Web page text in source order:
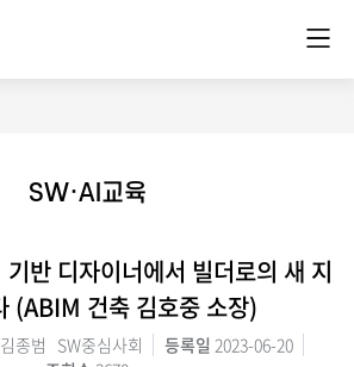
SW·AI교육
반 디자이너에서 빌더로의 새 지
(ABIM 건축 김호중 소장)
종범 SW중심사회 등록일 2023-06-20